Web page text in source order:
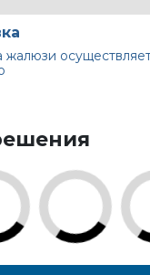
жалюзи